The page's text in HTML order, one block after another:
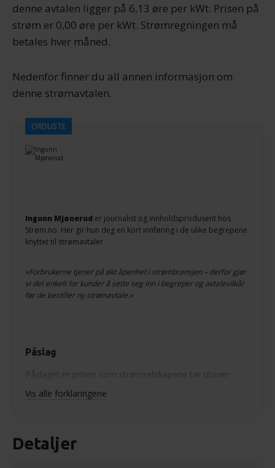
denne avtalen ligger på 6,13 øre per kWt. Prisen på
strøm er 0,00 øre per kWt. Strømregningen må
betales hver måned.
Nedenfor finner du all annen informasjon om
denne strømavtalen.
ORDLISTE
Påslag
Påslaget er prisen som strømselskapene tar utover
spotprisen/innkjøpsprisen på strøm. Har påslaget
minustegn foran seg betyr det at strømselskapet
Spotpris
Vis alle forklaringene
Ingunn Mjønerud er journalist og innholdsprodusent hos
Strøm.no. Her gir hun deg en kort innføring i de ulike begrepene
knyttet til strømavtaler.
«Forbrukerne tjener på økt åpenhet i strømbransjen – derfor gjør
vi det enkelt for kunder å sette seg inn i begreper og avtalevilkår
før de bestiller ny strømavtale.»
Detaljer